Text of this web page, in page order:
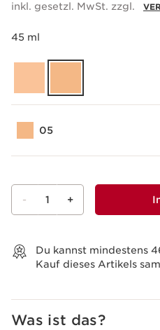
inkl. gesetzl. MwSt. zzgl.
45 ml
05
- 1 +
Du kannst mindestens
Kauf dieses Artikels
Was ist das?